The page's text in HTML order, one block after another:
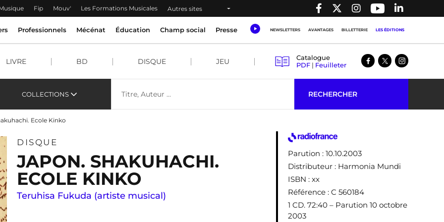
Fip Mouv' Les Formations Musicales Autres sites
Professionnels Mécénat Éducation Champ social Presse NEWSLETTERS AVANTAGES BILLETTERIE LES ÉDITIONS
LIVRE BD DISQUE JEU
Catalogue
PDF | Feuilleter
COLLECTIONS RECHERCHER
Ecole Kinko
DISQUE
JAPON. SHAKUHACHI.
ECOLE KINKO
Teruhisa Fukuda (artiste musical)
Parution : 10.10.2003
Distributeur : Harmonia Mundi
ISBN : xx
Référence : C 560184
1 CD. 72:40 – Parution 10 octobre
2003